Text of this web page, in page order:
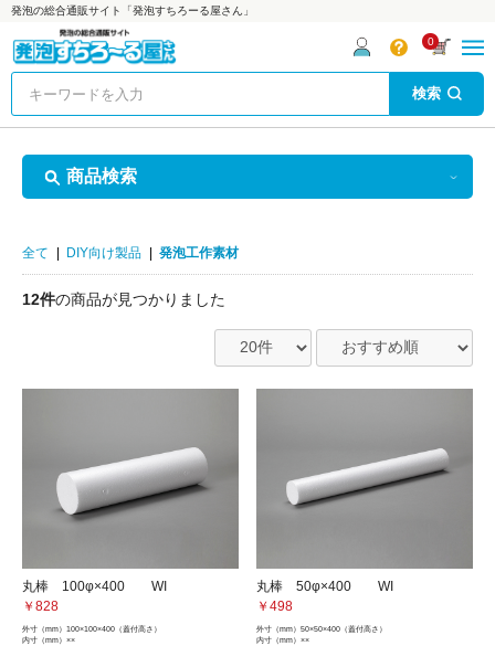
発泡の総合通販サイト「発泡すちろーる屋さん」
0
検索
商品検索
全て DIY向け製品 発泡工作素材
12件の商品が見つかりました
丸棒 100φ×400 WI
￥828
外寸（mm） 100×100×400（蓋付高さ）
内寸（mm） ××
丸棒 50φ×400 WI
￥498
外寸（mm） 50×50×400（蓋付高さ）
内寸（mm） ××